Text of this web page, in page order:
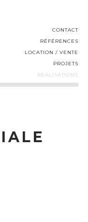
CONTACT
RÉFÉRENCES
LOCATION / VENTE
PROJETS
REALISATIONS